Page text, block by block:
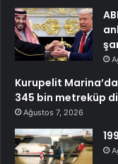
Kurupelit
345 bin metreküp
Ağustos 7, 2026